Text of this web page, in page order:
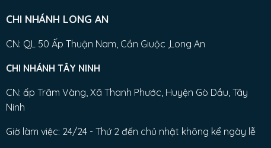
CHI NHÁNH LONG AN
CN: QL 50 Ấp Thuận Nam, Cần Giuộc ,Long An
CHI NHÁNH TÂY NINH
CN: ấp Trâm Vàng, Xã Thanh Phước, Huyện Gò Dầu, Tây
Ninh
Giờ làm việc: 24/24 - Thứ 2 đến chủ nhật không kể ngày lễ